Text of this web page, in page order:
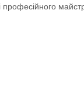
професійного